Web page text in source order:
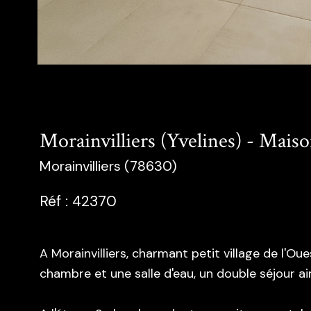
Morainvilliers (Yvelines) -
Morainvilliers (78630)
Réf : 42370
A Morainvilliers, charmant petit village de
chambre et une salle d'eau, un double séjour